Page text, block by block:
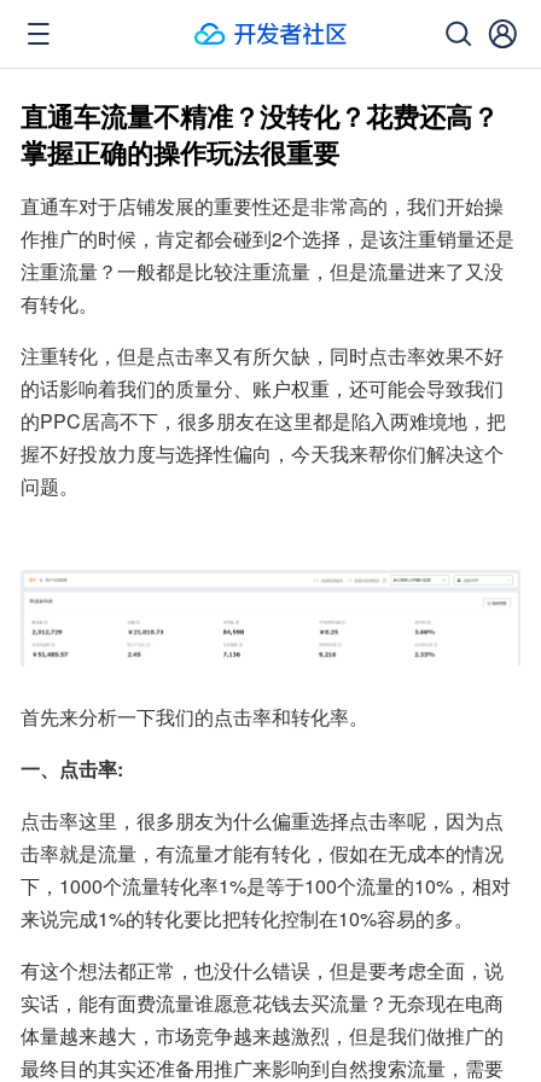
直通车流量不精准？没转化？花费还高？
掌握正确的操作玩法很重要
直通车对于店铺发展的重要性还是非常高的，我们开始操
作推广的时候，肯定都会碰到2个选择，是该注重销量还是
注重流量？一般都是比较注重流量，但是流量进来了又没
有转化。
注重转化，但是点击率又有所欠缺，同时点击率效果不好
的话影响着我们的质量分、账户权重，还可能会导致我们
的PPC居高不下，很多朋友在这里都是陷入两难境地，把
握不好投放力度与选择性偏向，今天我来帮你们解决这个
问题。
首先来分析一下我们的点击率和转化率。
一、点击率:
点击率这里，很多朋友为什么偏重选择点击率呢，因为点
击率就是流量，有流量才能有转化，假如在无成本的情况
下，1000个流量转化率1%是等于100个流量的10%，相对
来说完成1%的转化要比把转化控制在10%容易的多。
有这个想法都正常，也没什么错误，但是要考虑全面，说
实话，能有面费流量谁愿意花钱去买流量？无奈现在电商
体量越来越大，市场竞争越来越激烈，但是我们做推广的
最终目的其实还准备用推广来影响到自然搜索流量，需要